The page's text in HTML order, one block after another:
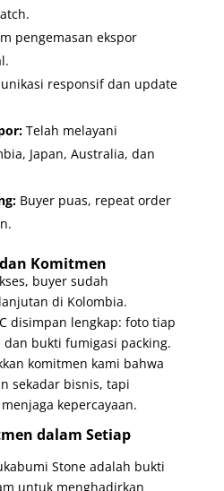
pengemasan ekspor
responsif dan update
Telah melayani
Japan, Australia, dan
Buyer puas, repeat order
Komitmen
buyer sudah
di Kolombia.
disimpan lengkap: foto tiap
bukti fumigasi packing.
komitmen kami bahwa
sekadar bisnis, tapi
kepercayaan.
dalam Setiap
Stone adalah bukti
untuk menghadirkan